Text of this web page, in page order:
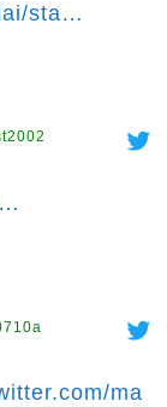
sta…
…
ma